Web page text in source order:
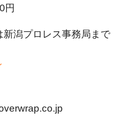
円
潟プロレス事務局まで